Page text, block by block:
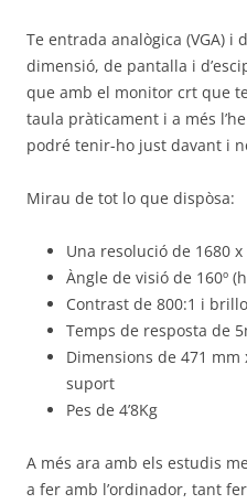
Te entrada analògica (VGA) i
dimensió, de pantalla i
que amb el monitor crt que
taula pràticament i a més
podré tenir-ho just davant i
Mirau de tot lo que dispòsa:
Una resolució de 1680
Àngle de visió de 160º
Contrast de 800:1 i
Temps de resposta de
Dimensions de 471 mm
suport
Pes de 4’8Kg
A més ara amb els estudis
a fer amb l’ordinador, tant